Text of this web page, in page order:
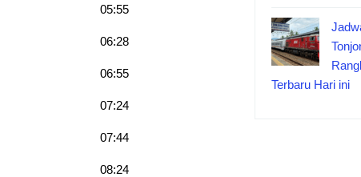
05:55
06:28
06:55
07:24
07:44
08:24
Terbaru Hari ini